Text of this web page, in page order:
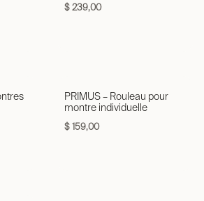
$239,00
PRIMUS – Rouleau pour
montre individuelle
$159,00